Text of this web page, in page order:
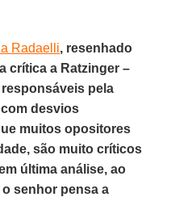
Radaelli, resenhado
crítica a Ratzinger –
pela
desvios
muitos opositores
são muito críticos
última análise, ao
senhor pensa a